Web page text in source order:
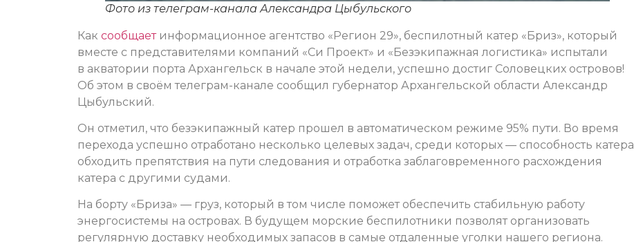
Фото из телеграм-канала Александра Цыбульского
Как сообщаетинформационное агентство «Регион 29», беспилотный катер «Бриз», который
вместе с представителями компаний «Си Проект» и «Безэкипажная логистика» испытали
в акватории порта Архангельск в начале этой недели, успешно достиг Соловецких островов!
Об этом в своём телеграм-канале сообщил губернатор Архангельской области Александр
Цыбульский.
Он отметил, что безэкипажный катер прошел в автоматическом режиме 95% пути. Во время
перехода успешно отработано несколько целевых задач, среди которых — способность катера
обходить препятствия на пути следования и отработка заблаговременного расхождения
катера с другими судами.
На борту «Бриза» — груз, который в том числе поможет обеспечить стабильную работу
энергосистемы на островах. В будущем морские беспилотники позволят организовать
регулярную доставку необходимых запасов в самые отдаленные уголки нашего региона.